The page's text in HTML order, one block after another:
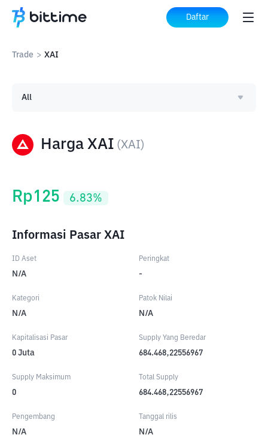
Daftar
Trade > XAI
Harga XAI (XAI)
All
Rp125 6.83%
Informasi Pasar XAI
ID Aset
N/A
Peringkat
-
Kategori
N/A
Patok Nilai
N/A
Kapitalisasi Pasar
0 Juta
Supply Yang Beredar
684.468,22556967
Supply Maksimum
0
Total Supply
684.468,22556967
Pengembang
N/A
Tanggal rilis
N/A